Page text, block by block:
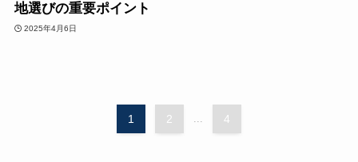
地選びの重要ポイント
2025年4月6日
1 2 ... 4